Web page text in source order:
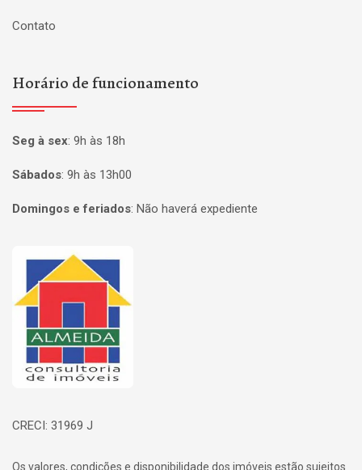
Contato
Horário de funcionamento
Seg à sex: 9h às 18h
Sábados: 9h às 13h00
Domingos e feriados: Não haverá expediente
Página inicial
CRECI: 31969 J
Os valores, condições e disponibilidade dos imóveis estão sujeitos